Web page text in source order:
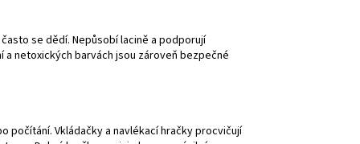
se dědí. Nepůsobí lacině a podporují
netoxických barvách jsou zároveň bezpečné
Vkládačky a navlékací hračky procvičují